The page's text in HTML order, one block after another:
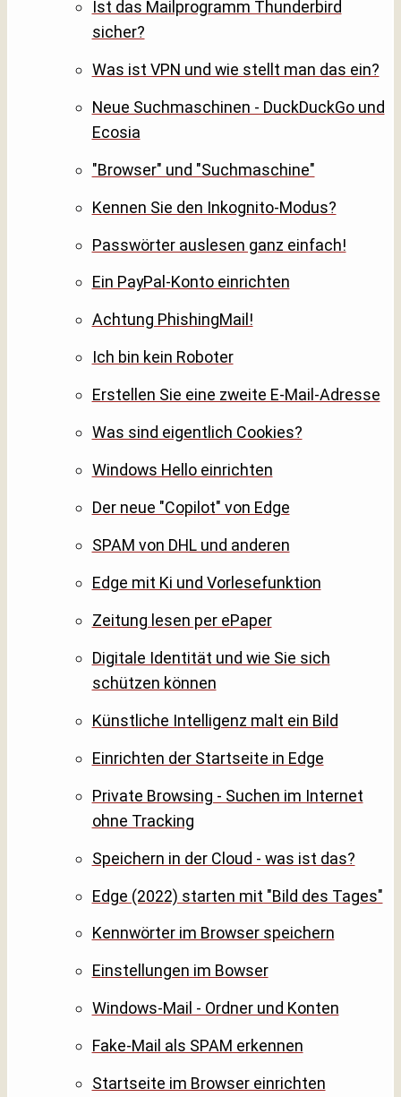
Ist das Mailprogramm Thunderbird
sicher?
Was ist VPN und wie stellt man das ein?
Neue Suchmaschinen - DuckDuckGo und
Ecosia
"Browser" und "Suchmaschine"
Kennen Sie den Inkognito-Modus?
Passwörter auslesen ganz einfach!
Ein PayPal-Konto einrichten
Achtung PhishingMail!
Ich bin kein Roboter
Erstellen Sie eine zweite E-Mail-Adresse
Was sind eigentlich Cookies?
Windows Hello einrichten
Der neue "Copilot" von Edge
SPAM von DHL und anderen
Edge mit Ki und Vorlesefunktion
Zeitung lesen per ePaper
Digitale Identität und wie Sie sich
schützen können
Künstliche Intelligenz malt ein Bild
Einrichten der Startseite in Edge
Private Browsing - Suchen im Internet
ohne Tracking
Speichern in der Cloud - was ist das?
Edge (2022) starten mit "Bild des Tages"
Kennwörter im Browser speichern
Einstellungen im Bowser
Windows-Mail - Ordner und Konten
Fake-Mail als SPAM erkennen
Startseite im Browser einrichten